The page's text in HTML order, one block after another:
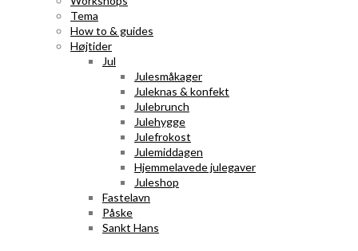
Tema
How to & guides
Højtider
Jul
Julesmåkager
Juleknas & konfekt
Julebrunch
Julehygge
Julefrokost
Julemiddagen
Hjemmelavede julegaver
Juleshop
Fastelavn
Påske
Sankt Hans